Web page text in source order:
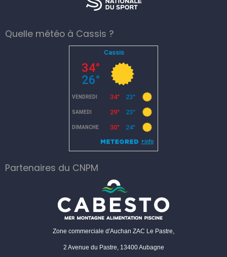
Quelle météo à Cassis ?
Partenaires du CNPM
Zone commerciale d'Auchan ZAC Le Pastre,
2 Avenue du Pastre, 13400 Aubagne